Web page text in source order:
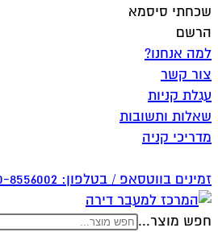
שכחתי סיסמא
הרשם
למה אנחנו?
צור קשר
עגלת קניות
שאלות ותשובות
מדריכי קניה
זמינים בווטסאפ / בטלפון: 8556002
חפש מוצר...